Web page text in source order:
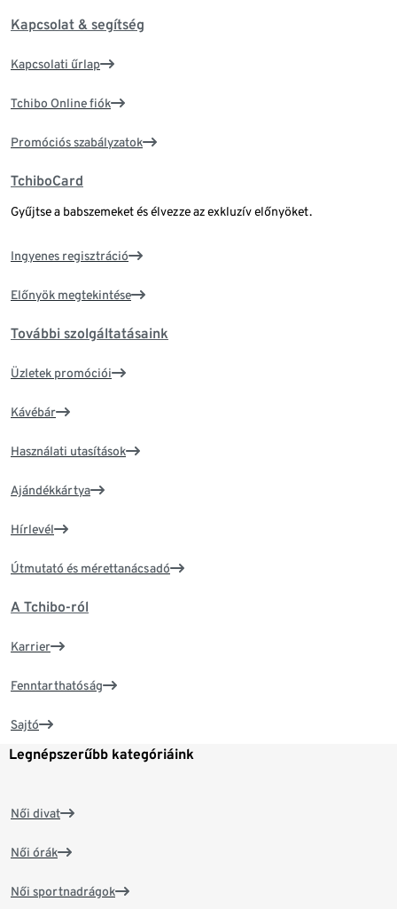
Kapcsolat & segítség
Kapcsolati űrlap
Tchibo Online fiók
Promóciós szabályzatok
TchiboCard
Gyűjtse a babszemeket és élvezze az exkluzív előnyöket.
Ingyenes regisztráció
Előnyök megtekintése
További szolgáltatásaink
Üzletek promóciói
Kávébár
Használati utasítások
Ajándékkártya
Hírlevél
Útmutató és mérettanácsadó
A Tchibo-ról
Karrier
Fenntarthatóság
Sajtó
Legnépszerűbb kategóriáink
Női divat
Női órák
Női sportnadrágok